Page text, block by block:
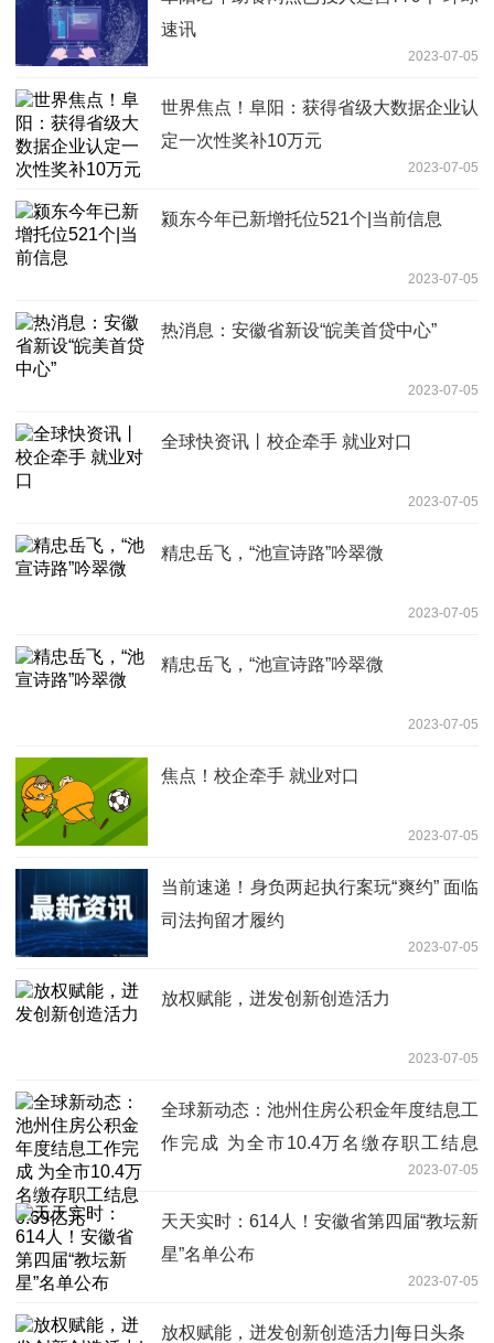
速讯
2023-07-05
世界焦点！阜阳：获得省级大数据企业认
定一次性奖补10万元
2023-07-05
颍东今年已新增托位521个|当前信息
2023-07-05
热消息：安徽省新设“皖美首贷中心”
2023-07-05
全球快资讯丨校企牵手 就业对口
2023-07-05
精忠岳飞，“池宣诗路”吟翠微
2023-07-05
精忠岳飞，“池宣诗路”吟翠微
2023-07-05
焦点！校企牵手 就业对口
2023-07-05
当前速递！身负两起执行案玩“爽约” 面临
司法拘留才履约
2023-07-05
放权赋能，迸发创新创造活力
2023-07-05
全球新动态：池州住房公积金年度结息工
作完成 为全市10.4万名缴存职工结息
2023-07-05
天天实时：614人！安徽省第四届“教坛新
星”名单公布
2023-07-05
放权赋能，迸发创新创造活力|每日头条